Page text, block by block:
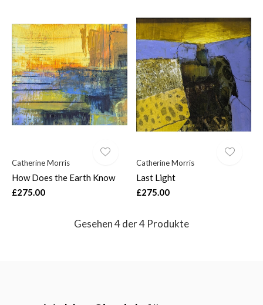
Catherine Morris
How Does the Earth Know
£275.00
Catherine Morris
Last Light
£275.00
Gesehen 4 der 4 Produkte